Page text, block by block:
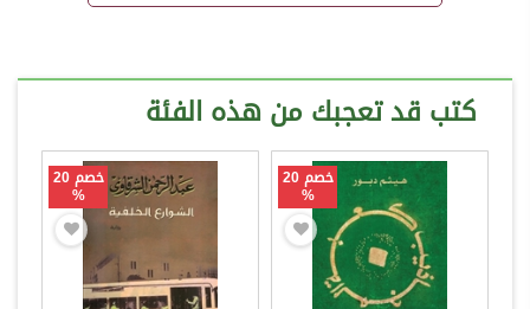
كتب قد تعجبك من هذه الفئة
خصم 20
%
خصم 20
%